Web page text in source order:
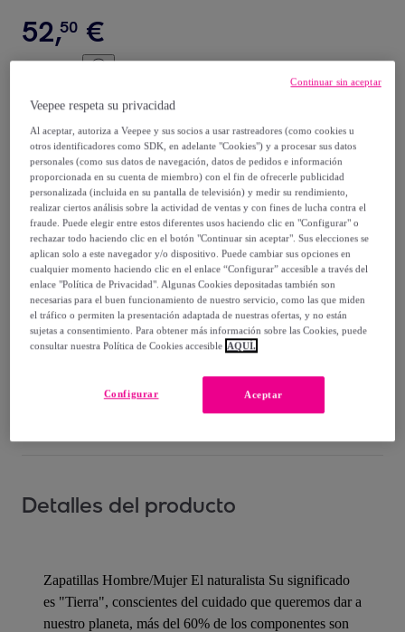
52,50 €
Guía de tallas
Vendido porLIFECONCEPT S.L
Entrega
Envío gratis
Entrega: Entre el13/08y el16/08
¿Cómo funciona?
Detalles del producto
Zapatillas Hombre/Mujer El naturalista Su significado
es "Tierra", conscientes del cuidado que queremos dar a
nuestro planeta, más del 60% de los componentes son
Veepee respeta su privacidad
Al aceptar, autoriza a Veepee y sus socios a usar rastreadores (como cookies u
otros identificadores como SDK, en adelante "Cookies") y a procesar sus datos
personales (como sus datos de navegación, datos de pedidos e información
proporcionada en su cuenta de miembro) con el fin de ofrecerle publicidad
personalizada (incluida en su pantalla de televisión) y medir su rendimiento,
realizar ciertos análisis sobre la actividad de ventas y con fines de lucha contra el
fraude. Puede elegir entre estos diferentes usos haciendo clic en "Configurar" o
rechazar todo haciendo clic en el botón "Continuar sin aceptar". Sus elecciones se
aplican solo a este navegador y/o dispositivo. Puede cambiar sus opciones en
cualquier momento haciendo clic en el enlace “Configurar” accesible a través del
enlace "Política de Privacidad". Algunas Cookies depositadas también son
necesarias para el buen funcionamiento de nuestro servicio, como las que miden
el tráfico o permiten la presentación adaptada de nuestras ofertas, y no están
sujetas a consentimiento. Para obtener más información sobre las Cookies, puede
consultar nuestra Política de Cookies accesible AQUÍ.
Aceptar
Configurar
Continuar sin aceptar